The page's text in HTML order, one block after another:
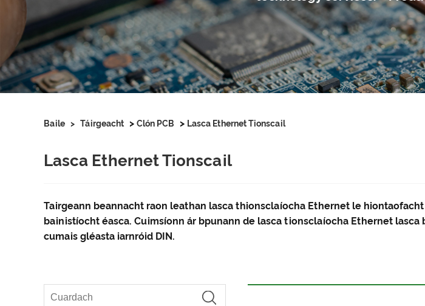
Baile > Táirgeacht > Clón PCB > Lasca Ethernet Tionscail
Lasca Ethernet Tionscail
Tairgeann beannacht raon leathan lasca thionsclaíocha Ethernet le
bainistíocht éasca. Cuimsíonn ár bpunann de lasca tionsclaíocha Ethernet
cumais gléasta iarnróid DIN.